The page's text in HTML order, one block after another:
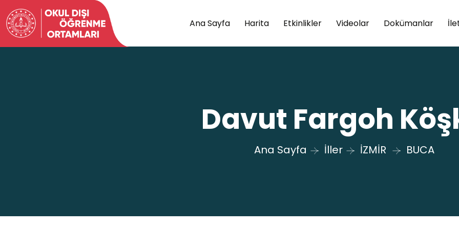
Ana Sayfa Harita Etkinlikler Videolar Dokümanlar
Davut Fargoh
Ana Sayfa İller İZMİR BUCA